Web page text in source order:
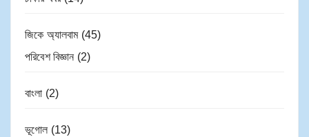
জিকে অ্যালবাম(45)
পরিবেশ বিজ্ঞান (2)
বাংলা (2)
ভূগোল (13)